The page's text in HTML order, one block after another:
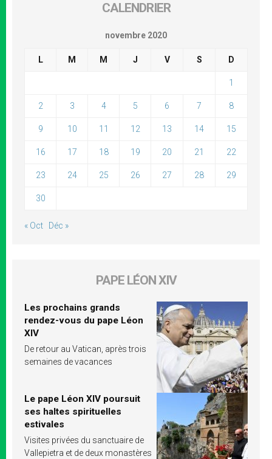
CALENDRIER
novembre 2020
L M M J V S D
1
2 3 4 5 6 7 8
9 10 11 12 13 14 15
16 17 18 19 20 21 22
23 24 25 26 27 28 29
30
« Oct Déc »
PAPE LÉON XIV
Les prochains grands
rendez-vous du pape Léon
XIV
De retour au Vatican, après trois
semaines de vacances
Le pape Léon XIV poursuit
ses haltes spirituelles
estivales
Visites privées du sanctuaire de
Vallepietra et de deux monastères